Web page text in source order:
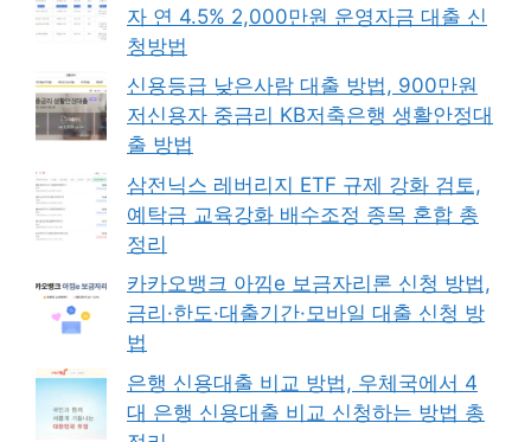
자 연 4.5% 2,000만원 운영자금 대출 신
청방법
신용등급 낮은사람 대출 방법, 900만원
저신용자 중금리 KB저축은행 생활안정대
출 방법
삼전닉스 레버리지 ETF 규제 강화 검토,
예탁금 교육강화 배수조정 종목 혼합 총
정리
카카오뱅크 아낌e 보금자리론 신청 방법,
금리·한도·대출기간·모바일 대출 신청 방
법
은행 신용대출 비교 방법, 우체국에서 4
대 은행 신용대출 비교 신청하는 방법 총